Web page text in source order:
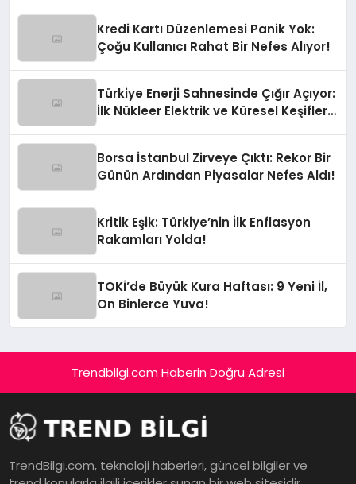
Kredi Kartı Düzenlemesi Panik Yok:
Çoğu Kullanıcı Rahat Bir Nefes Alıyor!
Türkiye Enerji Sahnesinde Çığır Açıyor:
İlk Nükleer Elektrik ve Küresel Keşifler
Borsa İstanbul Zirveye Çıktı: Rekor Bir
Günün Ardından Piyasalar Nefes Aldı!
Kritik Eşik: Türkiye’nin İlk Enflasyon
Rakamları Yolda!
TOKİ’de Büyük Kura Haftası: 9 Yeni İl,
On Binlerce Yuva!
Trendbilgi.com Haberin Doğru Adresi
TrendBilgi.com, teknoloji haberleri, güncel bilgiler ve